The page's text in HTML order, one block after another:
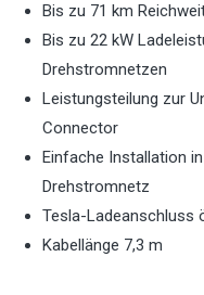
Bis zu 71 km
Bis zu 22 kW
Drehstromnetzen
Leistungsteilung zur
Connector
Einfache Installation
Drehstromnetz
Tesla-Ladeanschluss
Kabellänge 7,3 m